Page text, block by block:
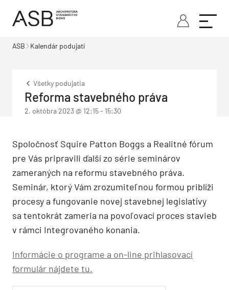
ASB Kalendár podujatí
Všetky podujatia
Reforma stavebného práva
2. októbra 2023 @ 12:15- 15:30
Spoločnosť Squire Patton Boggs a Realitné fórum
pre Vás pripravili ďalší zo série seminárov
zameraných na reformu stavebného práva.
Seminár, ktorý Vám zrozumiteľnou formou priblíži
procesy a fungovanie novej stavebnej legislatívy
sa tentokrát zameria na povoľovací proces stavieb
v rámci Integrovaného konania.
Informácie o programe a on-line prihlasovací
formulár nájdete tu.